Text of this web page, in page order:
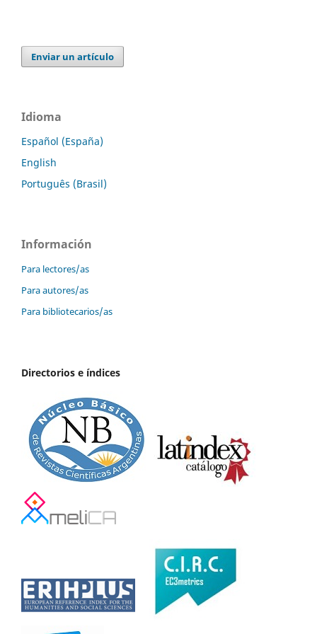
Enviar un artículo
Idioma
Español (España)
English
Português (Brasil)
Información
Para lectores/as
Para autores/as
Para bibliotecarios/as
Directorios e índices